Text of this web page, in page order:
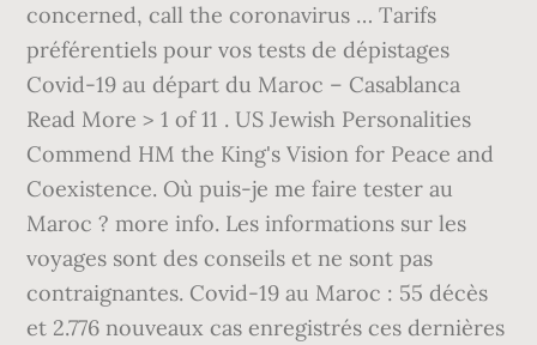
concerned, call the coronavirus … Tarifs
préférentiels pour vos tests de dépistages
Covid-19 au départ du Maroc – Casablanca
Read More > 1 of 11 . US Jewish Personalities
Commend HM the King's Vision for Peace and
Coexistence. Où puis-je me faire tester au
Maroc ? more info. Les informations sur les
voyages sont des conseils et ne sont pas
contraignantes. Covid-19 au Maroc : 55 décès
et 2.776 nouveaux cas enregistrés ces dernières